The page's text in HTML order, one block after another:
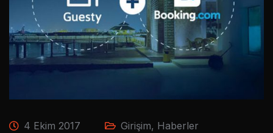
4 Ekim 2017 Girişim, Haberler